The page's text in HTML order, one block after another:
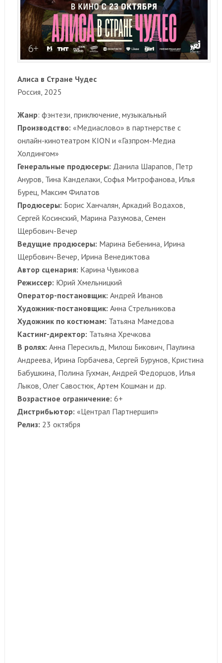
Алиса в Стране Чудес
Россия, 2025
Жанр: фэнтези, приключение, музыкальный
Производство: «Медиаслово» в партнерстве с
онлайн-кинотеатром KION и «Газпром-Медиа
Холдингом»
Генеральные продюсеры: Данила Шарапов, Петр
Ануров, Тина Канделаки, Софья Митрофанова, Илья
Бурец, Максим Филатов
Продюсеры: Борис Ханчалян, Аркадий Водахов,
Сергей Косинский, Марина Разумова, Семен
Щербович-Вечер
Ведущие продюсеры: Марина Бебенина, Ирина
Щербович-Вечер, Ирина Венедиктова
Автор сценария: Карина Чувикова
Режиссер: Юрий Хмельницкий
Оператор-постановщик: Андрей Иванов
Художник-постановщик: Анна Стрельникова
Художник по костюмам: Татьяна Мамедова
Кастинг-директор: Татьяна Хречкова
В ролях: Анна Пересильд, Милош Бикович, Паулина
Андреева, Ирина Горбачева, Сергей Бурунов, Кристина
Бабушкина, Полина Гухман, Андрей Федорцов, Илья
Лыков, Олег Савостюк, Артем Кошман и др.
Возрастное ограничение: 6+
Дистрибьютор: «Централ Партнершип»
Релиз: 23 октября